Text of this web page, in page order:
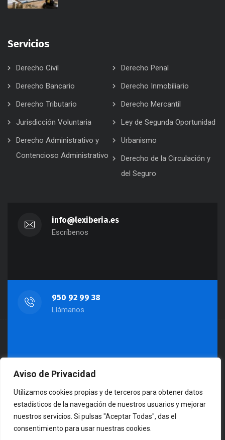
Aviso de Privacidad
Utilizamos cookies propias y de terceros para obtener datos
estadísticos de la navegación de nuestros usuarios y mejorar
nuestros servicios. Si pulsas "Aceptar Todas", das el
consentimiento para usar nuestras cookies.
Servicios
Derecho Civil
Derecho Penal
Derecho Bancario
Derecho Inmobiliario
Derecho Tributario
Derecho Mercantil
Jurisdicción Voluntaria
Ley de Segunda Oportunidad
Derecho Administrativo y
Contencioso Administrativo
Urbanismo
Derecho de la Circulación y
del Seguro
info@lexiberia.es
Escríbenos
950 92 99 38
Llámanos
Almería: Paseo de Almería, 45, 3º-1
Huercal-Overa: Av. Dr. Jiménez Díaz 31-
Bajo 04600
Visítanos